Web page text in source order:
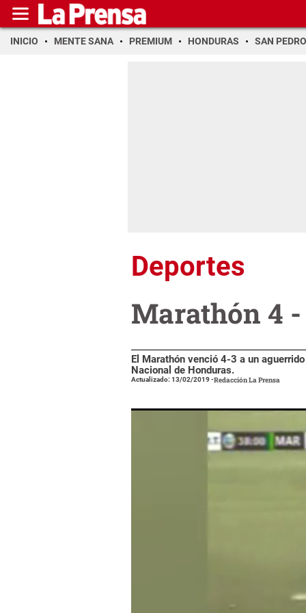
INICIO MENTE SANA PREMIUM HONDURAS SAN PEDRO
Deportes
Marathón 4
El Marathón venció 4-3 a un
Nacional de Honduras.
Actualizado: 13/02/2019-Redacción La Prensa